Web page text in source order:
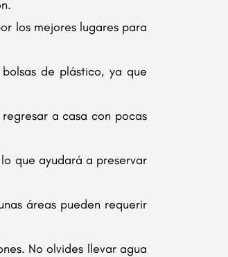
los mejores lugares para
de plástico, ya que
a casa con pocas
que ayudará a preservar
áreas pueden requerir
No olvides llevar agua